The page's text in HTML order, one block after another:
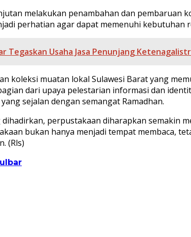
melakukan penambahan dan pembaruan
perhatian agar dapat memenuhi kebutuhan
Tegaskan Usaha Jasa Penunjang
koleksi muatan lokal Sulawesi Barat yang
dari upaya pelestarian informasi dan
sejalan dengan semangat Ramadhan.
perpustakaan diharapkan semakin
bukan hanya menjadi tempat membaca,
(Rls)